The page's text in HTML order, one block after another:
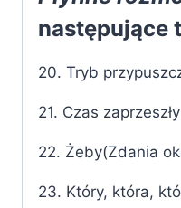
następujące
20. Tryb
21. Czas zaprzeszły
22. Żeby(Zdania
23. Który, która,